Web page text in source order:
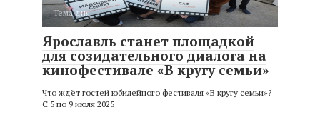
Тема дня
Ярославль станет площадкой
для созидательного диалога на
кинофестивале «В кругу семьи»
Что ждёт гостей юбилейного фестиваля «В кругу семьи»?
С 5 по 9 июля 2025